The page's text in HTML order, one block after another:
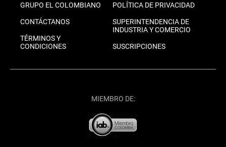
GRUPO EL COLOMBIANO
CONTÁCTANOS
TÉRMINOS Y
CONDICIONES
POLÍTICA DE PRIVACIDAD
SUPERINTENDENCIA DE
INDUSTRIA Y COMERCIO
SUSCRIPCIONES
MIEMBRO DE: